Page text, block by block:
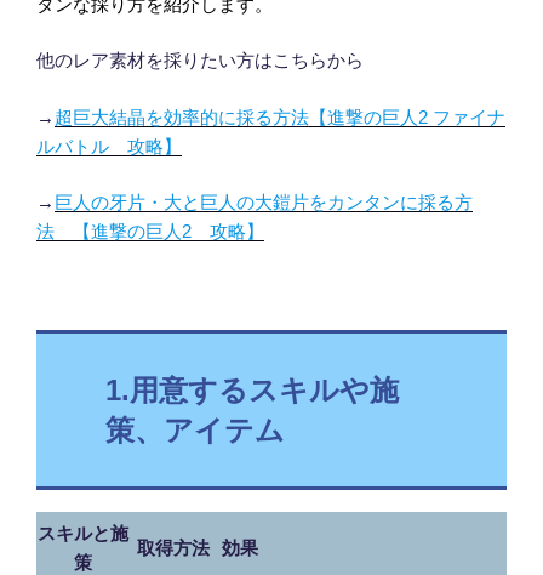
タンな採り方を紹介します。
他のレア素材を採りたい方はこちらから
→ 超巨大結晶を効率的に採る方法【進撃の巨人2 ファイナ
ルバトル 攻略】
→ 巨人の牙片・大と巨人の大鎧片をカンタンに採る方
法 【進撃の巨人2 攻略】
1.用意するスキルや施
策、アイテム
スキルと施
策
取得方法 効果